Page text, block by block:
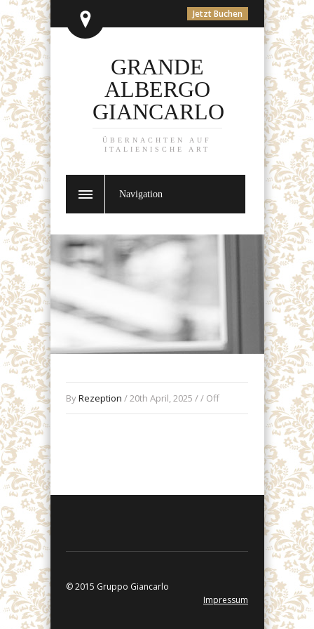
Jetzt Buchen
GRANDE
ALBERGO
GIANCARLO
ÜBERNACHTEN AUF
ITALIENISCHE ART
Navigation
ByRezeption / 20th April, 2025 / / Off
© 2015 Gruppo Giancarlo
Impressum